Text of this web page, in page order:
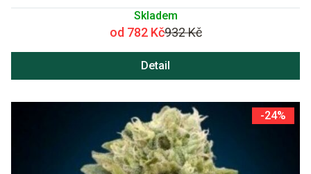
Skladem
od 782 Kč932 Kč
Detail
-24%